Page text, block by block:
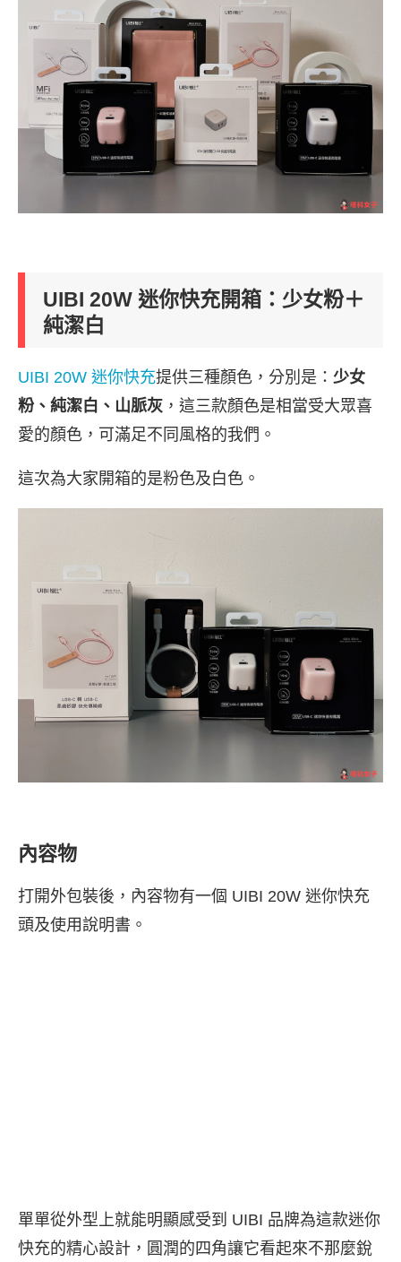
UIBI 20W 迷你快充開箱：少女粉＋
純潔白
UIBI 20W 迷你快充提供三種顏色，分別是： 少女
粉、純潔白、山脈灰 ，這三款顏色是相當受大眾喜
愛的顏色，可滿足不同風格的我們。
這次為大家開箱的是粉色及白色。
內容物
打開外包裝後，內容物有一個 UIBI 20W 迷你快充
頭及使用說明書。
單單從外型上就能明顯感受到 UIBI 品牌為這款迷你
快充的精心設計，圓潤的四角讓它看起來不那麼銳